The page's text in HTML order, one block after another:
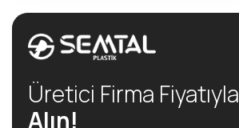
Üretici Firma Fiyatıyla
Alın!